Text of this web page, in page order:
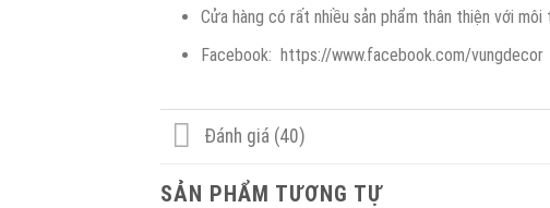
Cửa hàng có rất nhiều sản phẩm thân thiện với
Facebook: https://www.facebook.com/vungdecor
Đánh giá (40)
SẢN PHẨM TƯƠNG TỰ